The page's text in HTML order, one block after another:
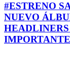
#ESTRENO
NUEVO